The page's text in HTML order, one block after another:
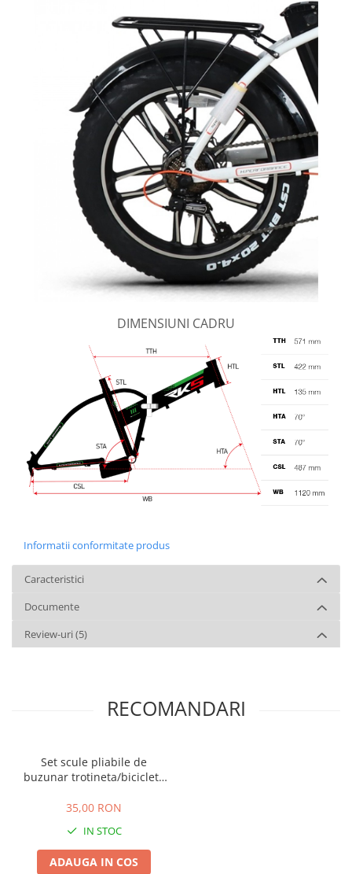
DIMENSIUNI CADRU
Informatii conformitate produs
Caracteristici
Documente
Review-uri (5)
RECOMANDARI
Set scule pliabile de
buzunar trotineta/bicicleta
35,00 RON
IN STOC
ADAUGA IN COS